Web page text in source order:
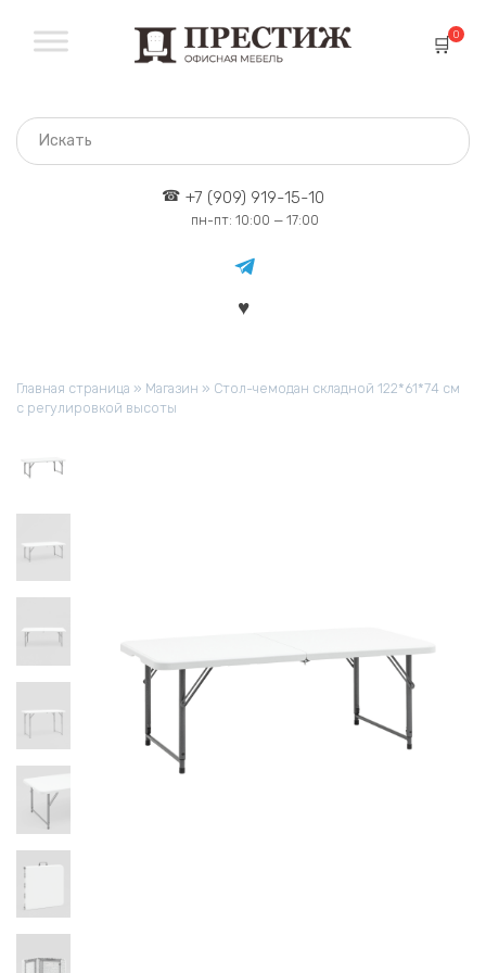
содержанию
0
+7 (909) 919-15-10
пн-пт: 10:00 — 17:00
Главная страница » Магазин » Стол-чемодан складной 122*61*74 см
с регулировкой высоты